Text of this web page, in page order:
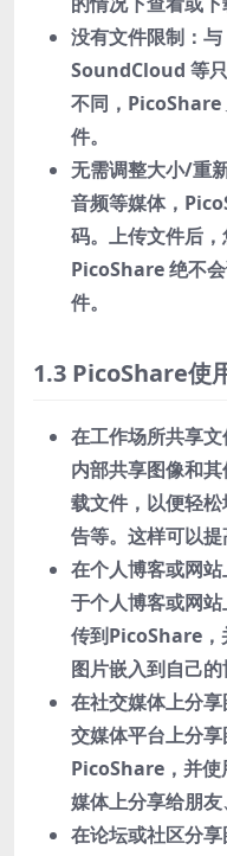
没有文件限制：
SoundCloud 等
不同，PicoShare
件。
无需调整大小/重
音频等媒体，
码。上传文件后
PicoShare 绝不
件。
1.3 PicoShare使
在工作场所共享
内部共享图像和
载文件，以便轻
告等。这样可以提
在个人博客或网
于个人博客或网
传到PicoShare
图片嵌入到自己的
在社交媒体上分
交媒体平台上分
PicoShare，并
媒体上分享给朋友
在论坛或社区分